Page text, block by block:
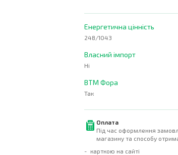
Енергетична цінність
248/1043
Власний імпорт
Ні
ВТМ Фора
Так
Оплата
Під час оформлення
магазину та способу
карткою на сайті